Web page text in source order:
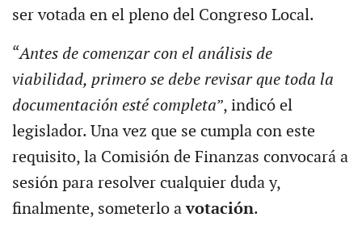
ser votada en el pleno del Congreso Local.
“Antes de comenzar con el análisis de
viabilidad, primero se debe revisar que toda la
documentación esté completa”, indicó el
legislador. Una vez que se cumpla con este
requisito, la Comisión de Finanzas convocará a
sesión para resolver cualquier duda y,
finalmente, someterlo avotación.